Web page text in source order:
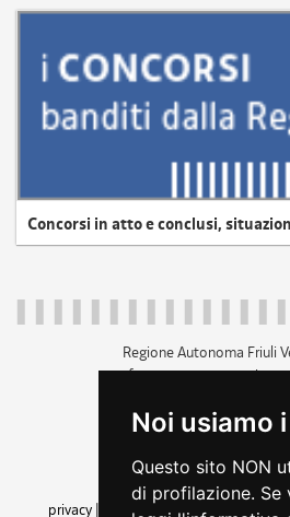
Noi usiamo
Questo sito NON
di profilazione. Se
Concorsi in atto e conclusi,
Regione Autonoma Friuli
c.f. 80014930327; p.iva
+39 040
amministrazione
privacy
cookie |note legali